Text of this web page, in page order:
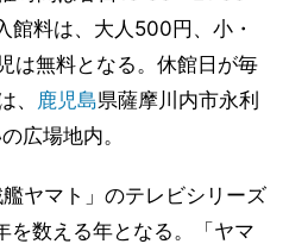
料は、大人500円、小・
は無料となる。休館日が毎
、
鹿児島県薩摩川内市永利
広場地内。
ヤマト」のテレビシリーズ
を数える年となる。「ヤマ